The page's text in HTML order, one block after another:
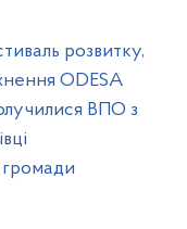
розвитку,
ODESA
ВПО з
громади